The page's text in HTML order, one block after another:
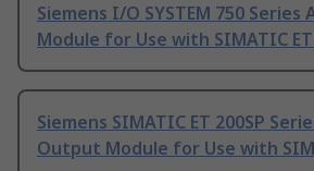
Siemens I/O SYSTEM 750
Module for Use with SIMATIC ET
Siemens SIMATIC ET 200SP
Output Module for Use with